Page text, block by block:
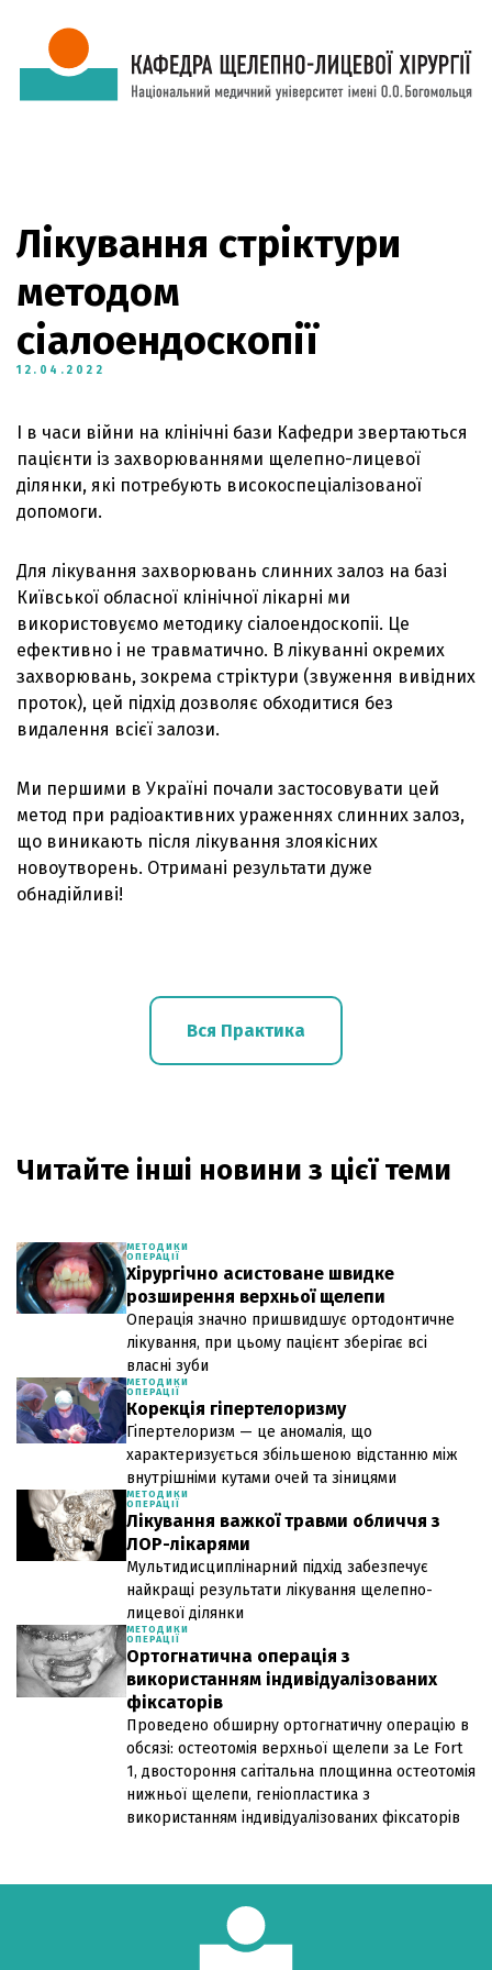
Лікування стріктури
методом
сіалоендоскопії
12.04.2022
І в часи війни на клінічні бази Кафедри звертаються
пацієнти із захворюваннями щелепно-лицевої
ділянки, які потребують високоспеціалізованої
допомоги.
Для лікування захворювань слинних залоз на базі
Київської обласної клінічної лікарні ми
використовуємо методику сіалоендоскопіі. Це
ефективно і не травматично. В лікуванні окремих
захворювань, зокрема стріктури (звуження вивідних
проток), цей підхід дозволяє обходитися без
видалення всієї залози.
Ми першими в Україні почали застосовувати цей
метод при радіоактивних ураженнях слинних залоз,
що виникають після лікування злоякісних
новоутворень. Отримані результати дуже
обнадійливі!
Вся Практика
Читайте інші новини з цієї теми
МЕТОДИКИ
ОПЕРАЦІЇ
Хірургічно асистоване швидке
розширення верхньої щелепи
Операція значно пришвидшує ортодонтичне
лікування, при цьому пацієнт зберігає всі
власні зуби
МЕТОДИКИ
ОПЕРАЦІЇ
Корекція гіпертелоризму
Гіпертелоризм — це аномалія, що
характеризується збільшеною відстанню між
внутрішніми кутами очей та зіницями
МЕТОДИКИ
ОПЕРАЦІЇ
Лікування важкої травми обличчя з
ЛОР-лікарями
Мультидисциплінарний підхід забезпечує
найкращі результати лікування щелепно-
лицевої ділянки
МЕТОДИКИ
ОПЕРАЦІЇ
Ортогнатична операція з
використанням індивідуалізованих
фіксаторів
Проведено обширну ортогнатичну операцію в
обсязі: остеотомія верхньої щелепи за Le Fort
1, двостороння сагітальна площинна остеотомія
нижньої щелепи, геніопластика з
використанням індивідуалізованих фіксаторів